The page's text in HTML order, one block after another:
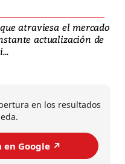
atraviesa el mercado
actualización de
en los resultados
en Google ↗️